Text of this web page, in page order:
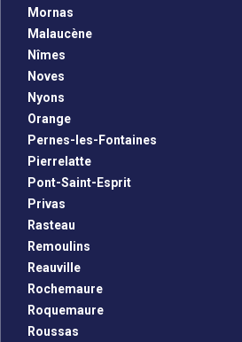
Mornas
Malaucène
Nîmes
Noves
Nyons
Orange
Pernes-les-Fontaines
Pierrelatte
Pont-Saint-Esprit
Privas
Rasteau
Remoulins
Reauville
Rochemaure
Roquemaure
Roussas